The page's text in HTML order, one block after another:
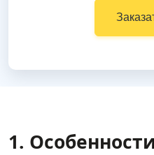
1. Особенности